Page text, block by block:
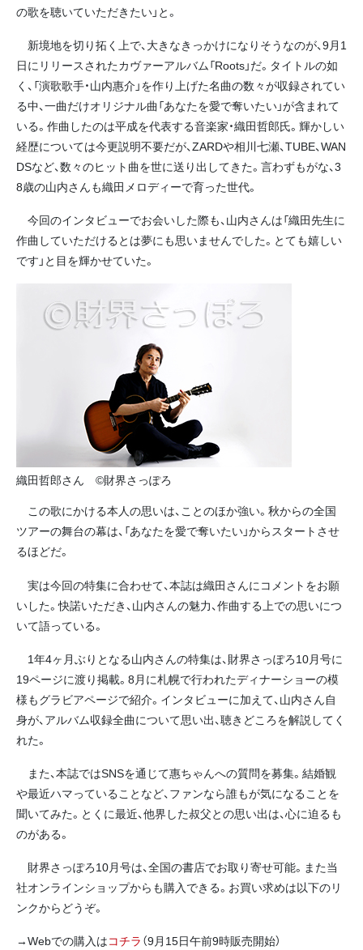
の歌を聴いていただきたい」と。
新境地を切り拓く上で、大きなきっかけになりそうなのが、9月1
日にリリースされたカヴァーアルバム「Roots」だ。タイトルの如
く、「演歌歌手・山内惠介」を作り上げた名曲の数々が収録されてい
る中、一曲だけオリジナル曲「あなたを愛で奪いたい」が含まれて
いる。作曲したのは平成を代表する音楽家・織田哲郎氏。輝かしい
経歴については今更説明不要だが、ZARDや相川七瀬、TUBE、WAN
DSなど、数々のヒット曲を世に送り出してきた。言わずもがな、3
8歳の山内さんも織田メロディーで育った世代。
今回のインタビューでお会いした際も、山内さんは「織田先生に
作曲していただけるとは夢にも思いませんでした。とても嬉しい
です」と目を輝かせていた。
織田哲郎さん ©財界さっぽろ
この歌にかける本人の思いは、ことのほか強い。秋からの全国
ツアーの舞台の幕は、「あなたを愛で奪いたい」からスタートさせ
るほどだ。
実は今回の特集に合わせて、本誌は織田さんにコメントをお願
いした。快諾いただき、山内さんの魅力、作曲する上での思いにつ
いて語っている。
1年4ヶ月ぶりとなる山内さんの特集は、財界さっぽろ10月号に
19ページに渡り掲載。8月に札幌で行われたディナーショーの模
様もグラビアページで紹介。インタビューに加えて、山内さん自
身が、アルバム収録全曲について思い出、聴きどころを解説してく
れた。
また、本誌ではSNSを通じて惠ちゃんへの質問を募集。結婚観
や最近ハマっていることなど、ファンなら誰もが気になることを
聞いてみた。とくに最近、他界した叔父との思い出は、心に迫るも
のがある。
財界さっぽろ10月号は、全国の書店でお取り寄せ可能。また当
社オンラインショップからも購入できる。お買い求めは以下のリ
ンクからどうぞ。
→Webでの購入はコチラ （9月15日午前9時販売開始）